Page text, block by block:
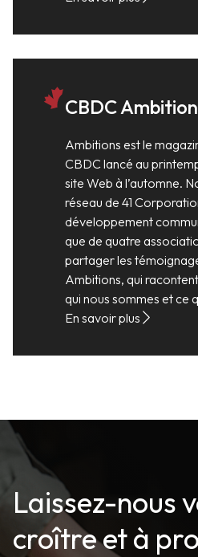
CBDC
Ambitions est le
CBDC lancé au
site Web à l’automne.
réseau de 41
développement
que de quatre
partager les
Ambitions, qui
qui nous sommes et ce
En savoir plus
Laissez-nous
croître et à